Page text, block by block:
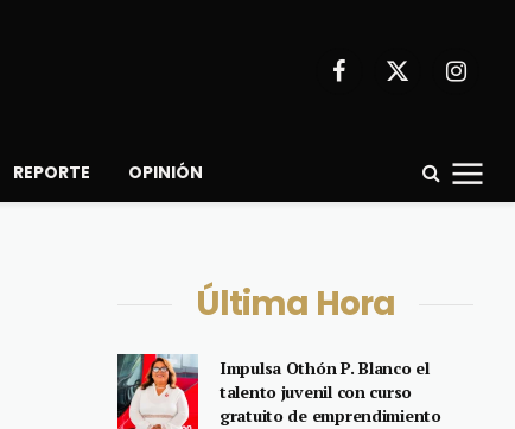
Facebook
X
REPORTE OPINIÓN
Última Hora
Impulsa Othón P. Blanco el
talento juvenil con curso
gratuito de emprendimiento